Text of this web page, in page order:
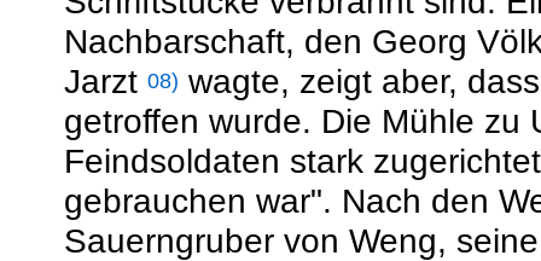
Nachbarschaft, den Georg
Jarzt 08) wagte, zeigt aber,
getroffen wurde. Die Mühle zu
Feindsoldaten stark
gebrauchen war". Nach den
Sauerngruber von Weng,